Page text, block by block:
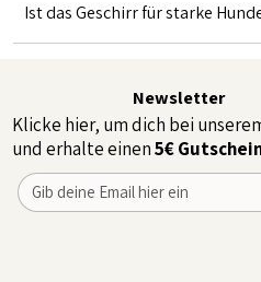
Ist das Geschirr für starke
Newsletter
Klicke hier, um dich bei
und erhalte einen5€